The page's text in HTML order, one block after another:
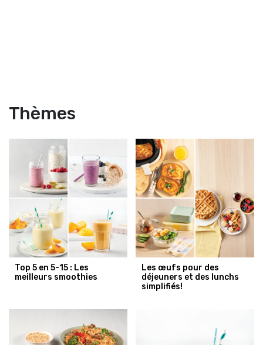
Thèmes
Top 5 en 5-15 : Les
meilleurs smoothies
Les œufs pour des
déjeuners et des lunchs
simplifiés!